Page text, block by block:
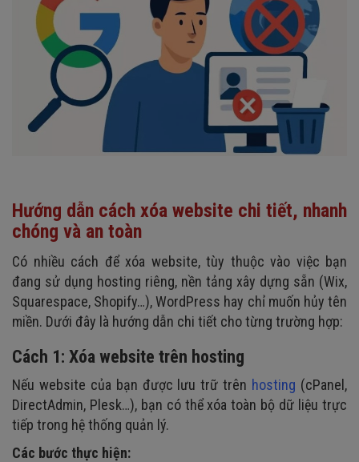
Hướng dẫn cách xóa website chi tiết, nhanh
chóng và an toàn
Có nhiều cách để xóa website, tùy thuộc vào việc bạn
đang sử dụng hosting riêng, nền tảng xây dựng sẵn (Wix,
Squarespace, Shopify…), WordPress hay chỉ muốn hủy tên
miền. Dưới đây là hướng dẫn chi tiết cho từng trường hợp:
Cách 1: Xóa website trên hosting
Nếu website của bạn được lưu trữ trên hosting (cPanel,
DirectAdmin, Plesk…), bạn có thể xóa toàn bộ dữ liệu trực
tiếp trong hệ thống quản lý.
Các bước thực hiện: